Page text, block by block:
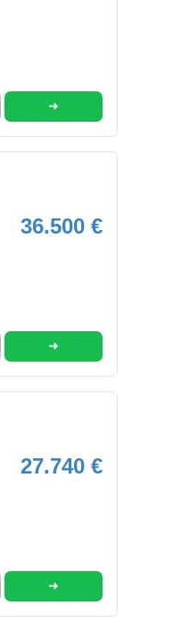
➜
36.500 €
➜
27.740 €
➜